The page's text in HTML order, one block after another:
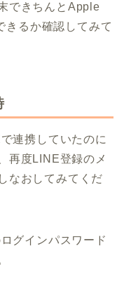
できちんとApple
きるか確認してみて
連携していたのに
再度LINE登録のメ
なおしてみてくだ
グインパスワード